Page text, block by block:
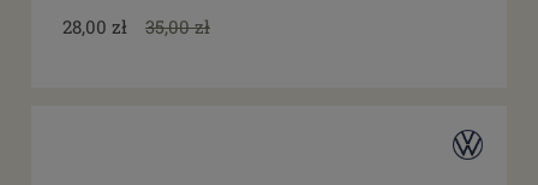
28,00 zł 35,00 zł